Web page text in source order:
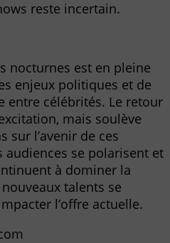
reste incertain.
nocturnes est en pleine
enjeux politiques et de
entre célébrités. Le retour
mais soulève
sur l’avenir de ces
audiences se polarisent et
à dominer la
talents se
l’offre actuelle.